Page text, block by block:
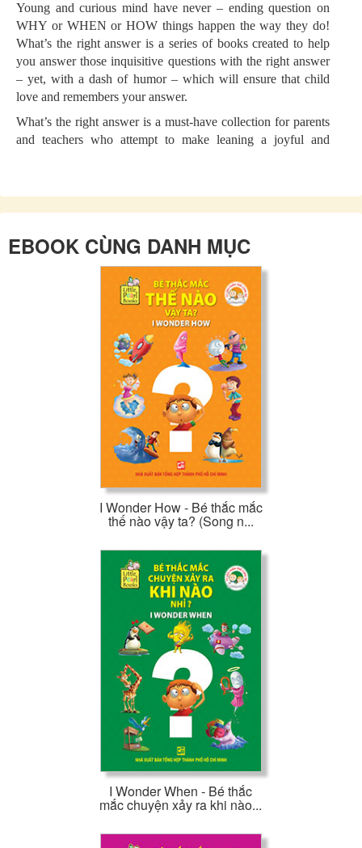
Young and curious mind have never – ending question on
WHY or WHEN or HOW things happen the way they do!
What’s the right answer is a series of books created to help
you answer those inquisitive questions with the right answer
– yet, with a dash of humor – which will ensure that child
love and remembers your answer.
What’s the right answer is a must-have collection for parents
and teachers who attempt to make leaning a joyful and
EBOOK CÙNG DANH MỤC
I Wonder How - Bé thắc mắc
thế nào vậy ta? (Song n...
I Wonder When - Bé thắc
mắc chuyện xảy ra khi nào...